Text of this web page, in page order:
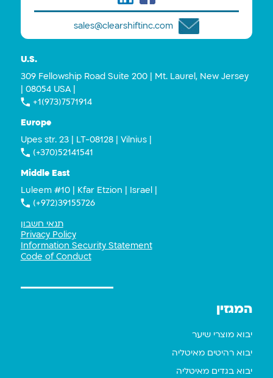
sales@clearshiftinc.com
U.S.
309 Fellowship Road Suite 200 | Mt. Laurel, New Jersey
| 08054 USA |
+1(973)7571914
Europe
Upes str. 23 | LT-08128 | Vilnius |
(+370)52141541
Middle East
Luleem #10 | Kfar Etzion | Israel |
(+972)39155726
תנאי חשבון
Privacy Policy
Information Security Statement
Code of Conduct
המגזין
יבוא מוצרי שיער
יבוא רהיטים מאיטליה
יבוא בגדים מאיטליה